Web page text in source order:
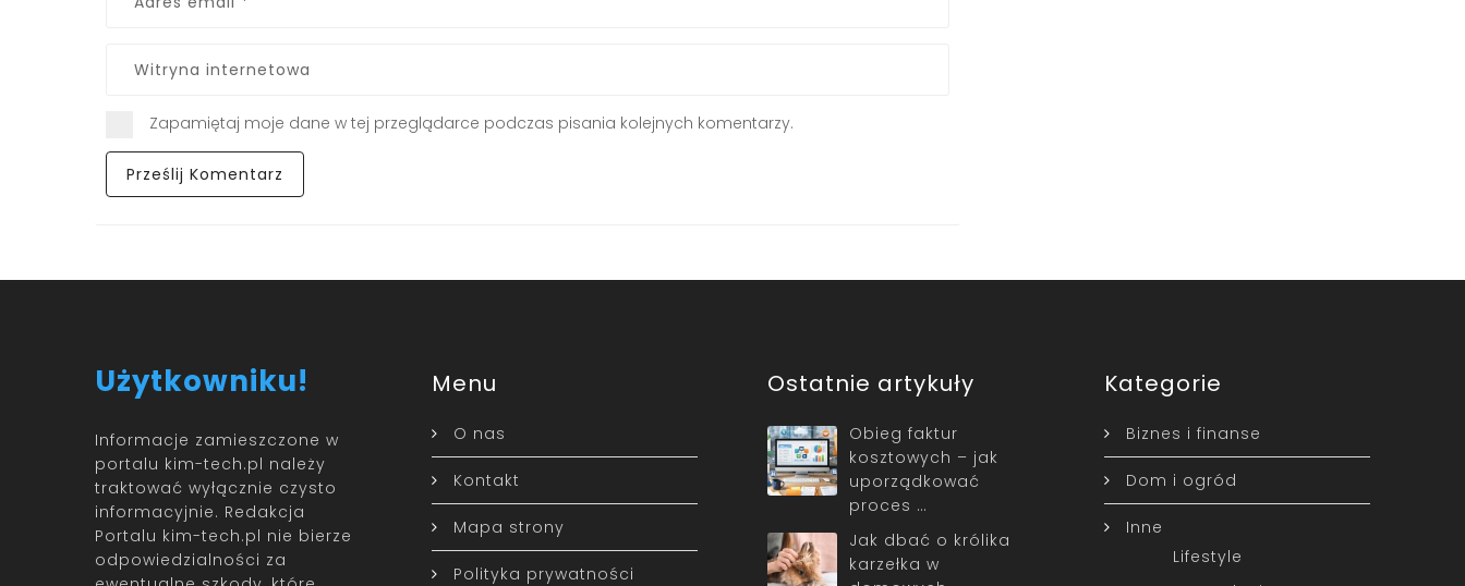
Zapamiętaj moje dane w tej przeglądarce podczas pisania kolejnych komentarzy.
Użytkowniku!
Informacje zamieszczone w
portalu kim-tech.pl należy
traktować wyłącznie czysto
informacyjnie. Redakcja
Portalu kim-tech.pl nie bierze
odpowiedzialności za
Menu
O nas
Kontakt
Mapa strony
Polityka prywatności
Ostatnie artykuły
Obieg faktur
kosztowych – jak
uporządkować
proces …
Jak dbać o królika
karzełka w
Kategorie
Biznes i finanse
Dom i ogród
Inne
Lifestyle